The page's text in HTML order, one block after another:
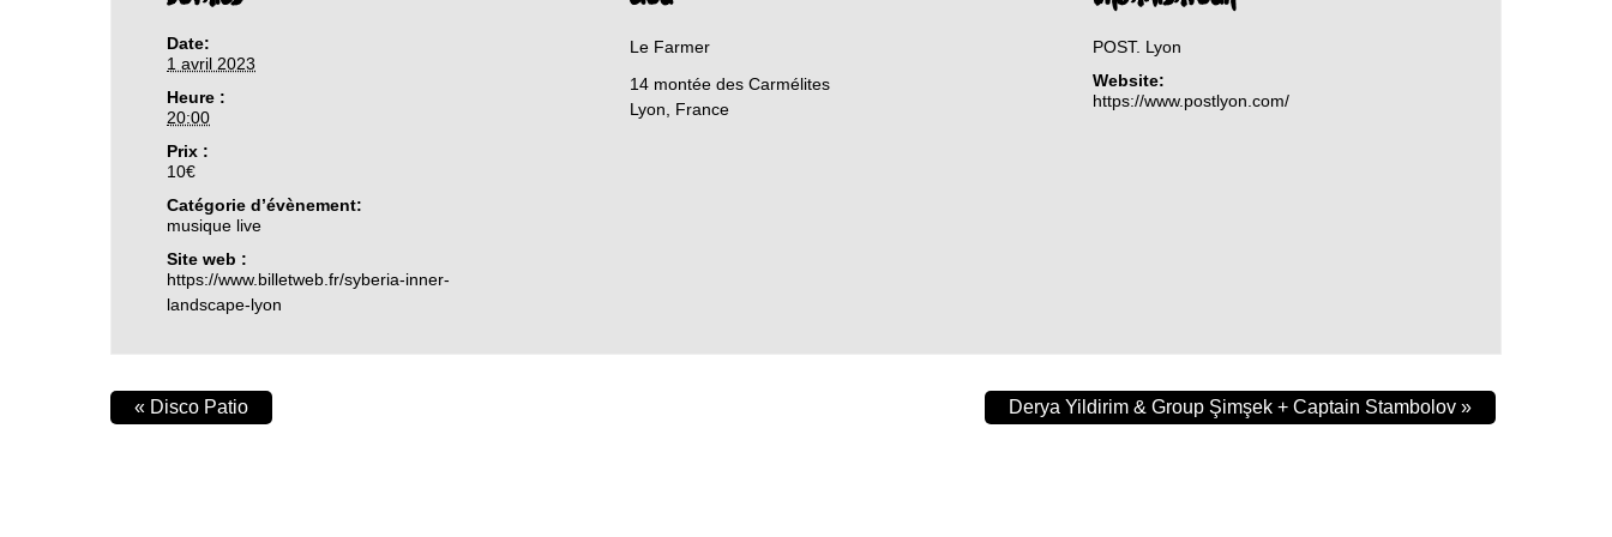
Date:
1 avril 2023
Heure :
20:00
Prix :
10€
Catégorie d’évènement:
musique live
Site web :
https://www.billetweb.fr/syberia-inner-
landscape-lyon
Le Farmer
14 montée des Carmélites
Lyon
France
POST. Lyon
Website:
https://www.postlyon.com/
« Disco Patio Derya Yildirim & Group Şimşek + Captain Stambolov »